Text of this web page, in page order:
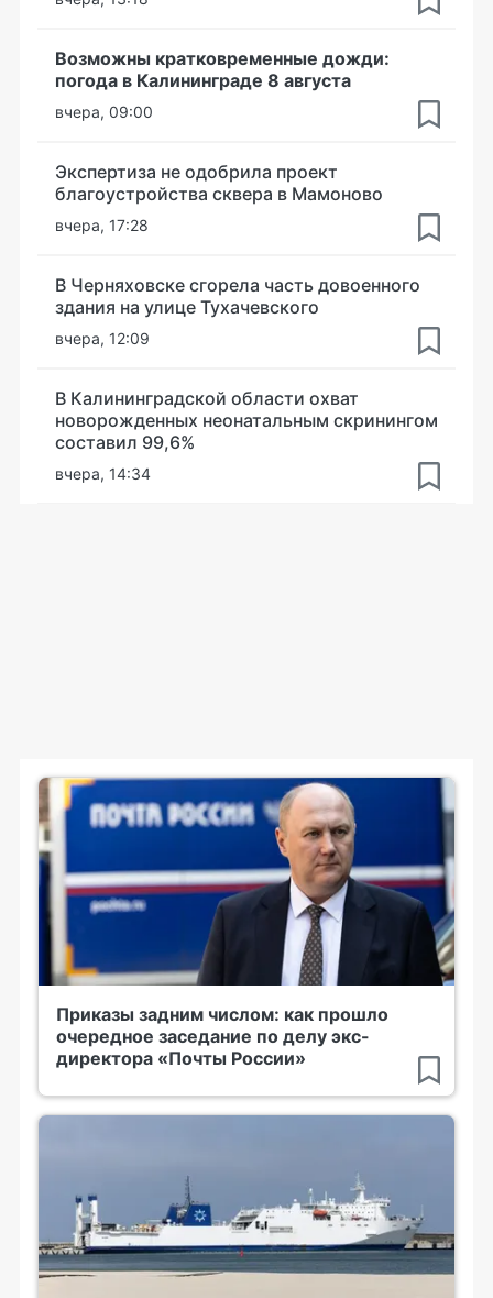
Возможны кратковременные дожди:
погода в Калининграде 8 августа
вчера, 09:00
Экспертиза не одобрила проект
благоустройства сквера в Мамоново
вчера, 17:28
В Черняховске сгорела часть довоенного
здания на улице Тухачевского
вчера, 12:09
В Калининградской области охват
новорожденных неонатальным скринингом
составил 99,6%
вчера, 14:34
Приказы задним числом: как прошло
очередное заседание по делу экс-
директора «Почты России»